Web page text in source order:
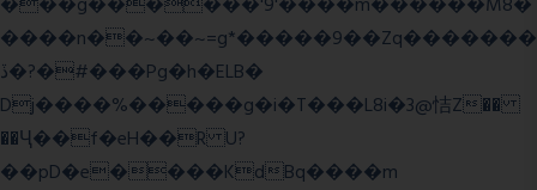
����n��~��~=g*�����9��Zq�������
ڏ�?�#���Pg�h�ELB�
Dj����%�����g�i�T���L8i�3@恄Z��
��Ҷ��f�eH��R U?
��pD�e����KdBq����m